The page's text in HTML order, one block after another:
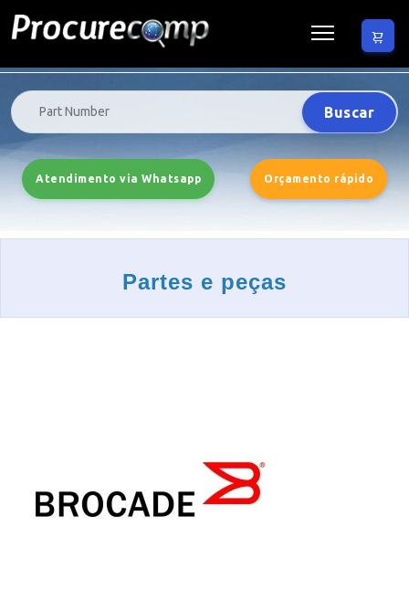
Buscar
Atendimento via Whatsapp Orçamento rápido
Partes e peças